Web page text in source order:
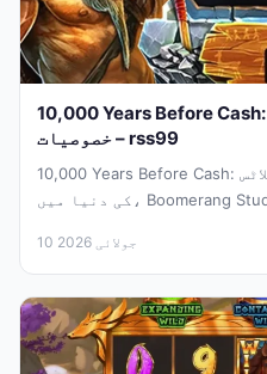
10,000 Years Before Cash: ایک تفصیلی جائزہ اور
خصوصیات – rss99
10,000 Years Before Cash: ایک تفصیلی جائزہ آن لائن سلاٹس
کی دنیا میں، Boomerang Studios نے '10,000 Years Before
10 جولائی 2026